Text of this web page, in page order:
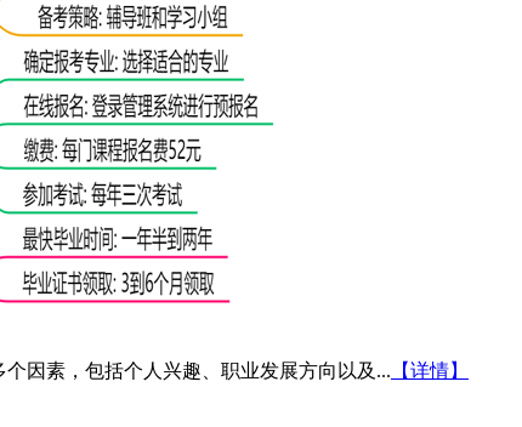
因素，包括个人兴趣、职业发展方向以及... 【详情】